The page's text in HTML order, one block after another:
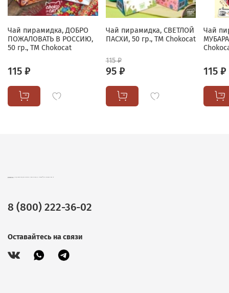
Чай пирамидка, ДОБРО
ПОЖАЛОВАТЬ В РОССИЮ,
50 гр., TM Chokocat
115 ₽
Чай пирамидка, СВЕТЛОЙ
ПАСХИ, 50 гр., TM Chokocat
115 ₽
95 ₽
Чай
115 ₽
8 (800) 222-36-02
Оставайтесь на связи